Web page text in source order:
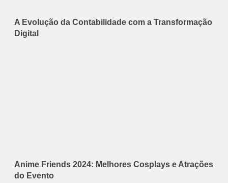
A Evolução da Contabilidade com a Transformação
Digital
Anime Friends 2024: Melhores Cosplays e Atrações
do Evento